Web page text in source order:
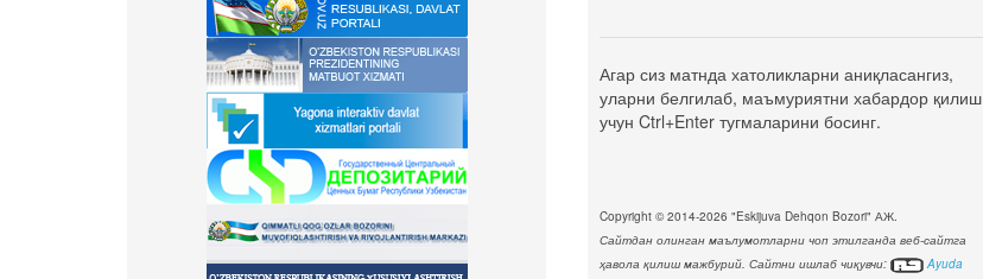
Агар сиз матнда хатоликларни аниқласангиз,
уларни белгилаб, маъмуриятни хабардор қилиш
учун Ctrl+Enter тугмаларини босинг.
Copyright © 2014-2026 "Eskijuva Dehqon Bozori" АЖ.
Сайтдан олинган маълумотларни чоп этилганда веб-сайтга
ҳавола қилиш мажбурий. Сайтни ишлаб чиқувчи:
Ayuda